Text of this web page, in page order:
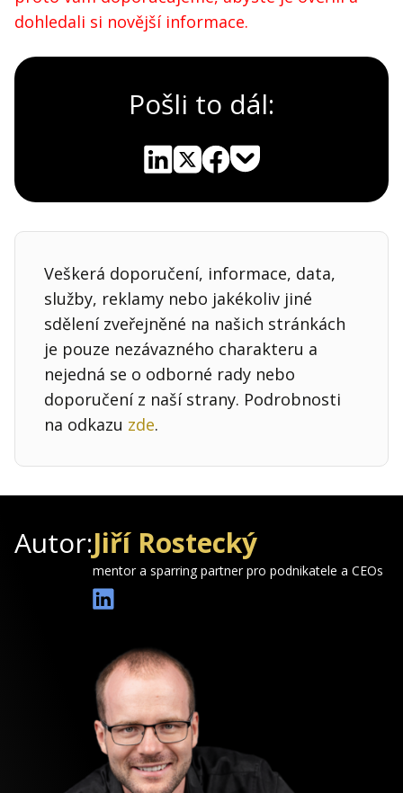
dohledali si novější informace.
Pošli to dál:
Veškerá doporučení, informace, data,
služby, reklamy nebo jakékoliv jiné
sdělení zveřejněné na našich stránkách
je pouze nezávazného charakteru a
nejedná se o odborné rady nebo
doporučení z naší strany. Podrobnosti
na odkazu zde.
Autor:Jiří Rostecký
mentor a sparring partner pro podnikatele a CEOs